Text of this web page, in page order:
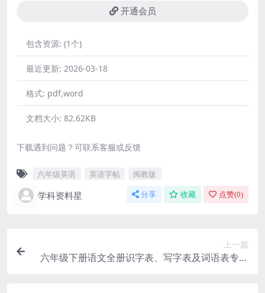
开通会员
包含资源: (1个)
最近更新: 2026-03-18
格式: pdf,word
文档大小: 82.62KB
下载遇到问题？可联系客服或反馈
六年级英语 英语字帖 闽教版
学科资料星 分享 收藏 点赞(0)
上一篇
六年级下册语文全册识字表、写字表及词语表专项